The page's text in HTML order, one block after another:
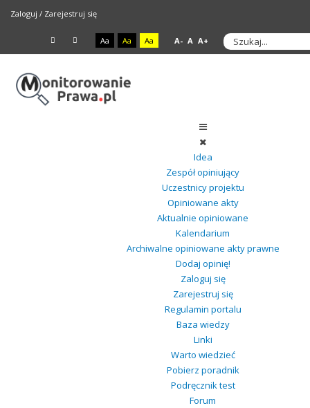
Zaloguj / Zarejestruj się
Aa Aa Aa A- A A+
Idea
Zespół opiniujący
Uczestnicy projektu
Opiniowane akty
Aktualnie opiniowane
Kalendarium
Archiwalne opiniowane akty prawne
Dodaj opinię!
Zaloguj się
Zarejestruj się
Regulamin portalu
Baza wiedzy
Linki
Warto wiedzieć
Pobierz poradnik
Podręcznik test
Forum